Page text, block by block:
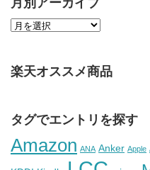
月別アーカイブ
楽天オススメ商品
タグでエントリを探す
Amazon ANA Anker Apple